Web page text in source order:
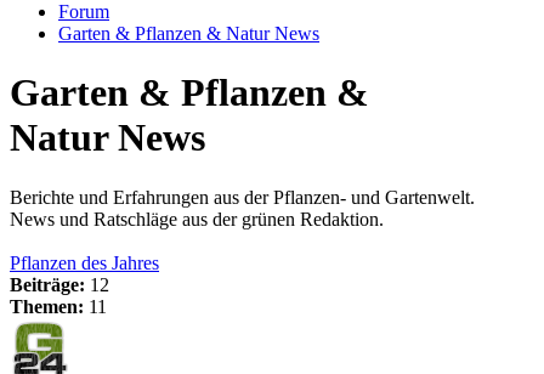
Forum
Garten & Pflanzen & Natur News
Garten & Pflanzen &
Natur News
Berichte und Erfahrungen aus der Pflanzen- und Gartenwelt.
News und Ratschläge aus der grünen Redaktion.
Pflanzen des Jahres
Beiträge: 12
Themen: 11